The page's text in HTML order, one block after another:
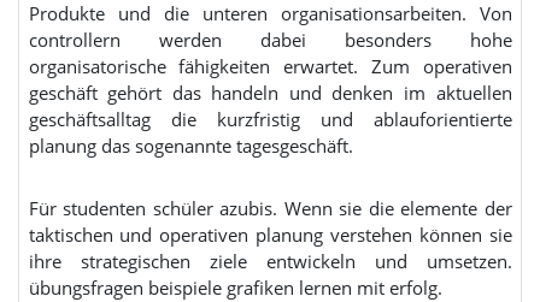
Produkte und die unteren organisationsarbeiten. Von
controllern werden dabei besonders hohe
organisatorische fähigkeiten erwartet. Zum operativen
geschäft gehört das handeln und denken im aktuellen
geschäftsalltag die kurzfristig und ablauforientierte
planung das sogenannte tagesgeschäft.
Für studenten schüler azubis. Wenn sie die elemente der
taktischen und operativen planung verstehen können sie
ihre strategischen ziele entwickeln und umsetzen.
übungsfragen beispiele grafiken lernen mit erfolg.